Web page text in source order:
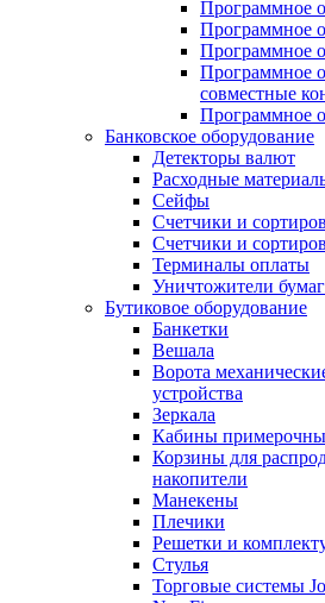
Программное
Программное
Программное
Программное
совместные
Программное
Банковское оборудование
Детекторы валют
Расходные
Сейфы
Счетчики и
Счетчики и
Терминалы оплаты
Уничтожители
Бутиковое оборудование
Банкетки
Вешала
Ворота
устройства
Зеркала
Кабины
Корзины для
накопители
Манекены
Плечики
Решетки и
Стулья
Торговые системы